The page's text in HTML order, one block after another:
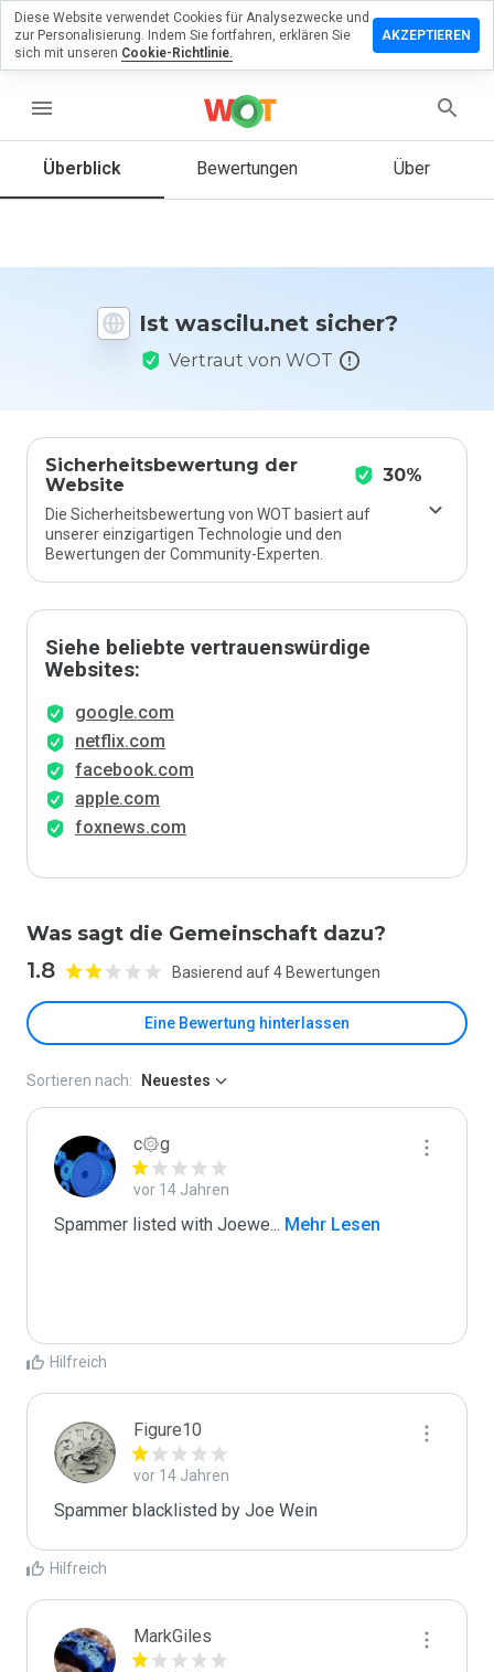
menu
Überblick Bewertungen Über
Ist wascilu.net sicher?
Vertraut von WOT
Sicherheitsbewertung der
Website
30%
Die Sicherheitsbewertung von WOT basiert auf
unserer einzigartigen Technologie und den
Bewertungen der Community-Experten.
Siehe beliebte vertrauenswürdige
Websites:
google.com
netflix.com
facebook.com
apple.com
foxnews.com
Was sagt die Gemeinschaft dazu?
1.8 Basierend auf 4 Bewertungen
Eine Bewertung hinterlassen
eine
würden
Sortieren nach: Neuestes
c۞g
vor 14 Jahren
Spammer listed with Joewe... Mehr Lesen
Hilfreich
Figure10
vor 14 Jahren
Spammer blacklisted by Joe Wein
Hilfreich
MarkGiles
Diese Website verwendet Cookies für Analysezwecke und
zur Personalisierung. Indem Sie fortfahren, erklären Sie
sich mit unseren Cookie-Richtlinie.
AKZEPTIEREN